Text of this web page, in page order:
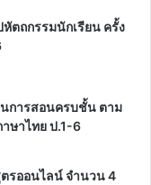
ตถกรรมนักเรียน ครั้ง
การสอนครบชั้น ตาม
ษาไทย ป.1-6
รออนไลน์ จำนวน 4